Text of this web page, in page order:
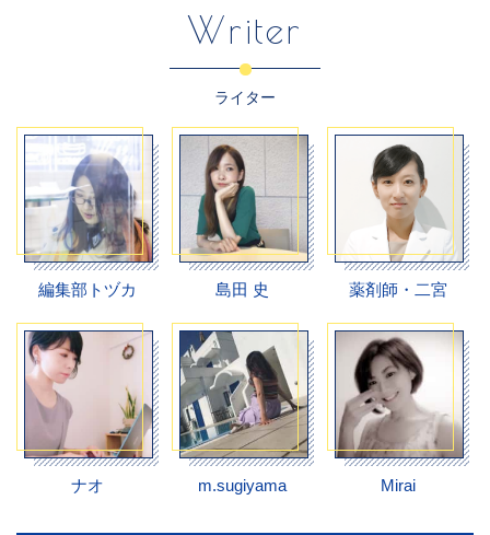
Writer
ライター
編集部トヅカ 島田 史 薬剤師・二宮
ナオ m.sugiyama Mirai